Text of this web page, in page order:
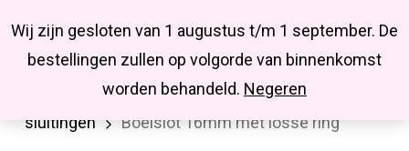
Wij zijn gesloten van 1 augustus t/m 1 september. De
bestellingen zullen op volgorde van binnenkomst
worden behandeld. Negeren
main
Missbluesieraden
searchaccount
Onderdelen Sluitingen
Diverse
sluitingen
Boeislot 16mm met losse ring
Close